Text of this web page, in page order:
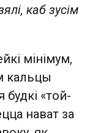
каб зусім
мінімум,
кальцы
будкі «той-
нават за